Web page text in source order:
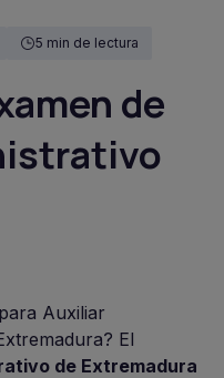
5 min de lectura
de
para Auxiliar
El
de Extremadura